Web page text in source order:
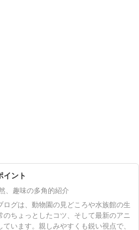
イント
、趣味の多角的紹介
ログは、動物園の見どころや水族館の生
のちょっとしたコツ、そして最新のアニ
います。親しみやすくも鋭い視点で、